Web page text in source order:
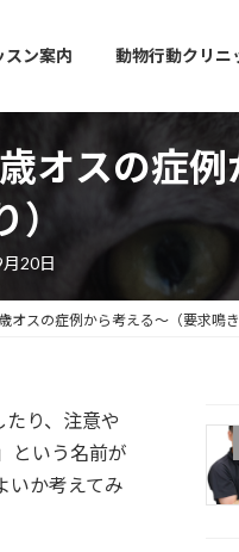
スン案内 動物行動クリニ
オスの症
）
20日
スの症例から考える～（要求鳴き
り、注意や
という名前が
いか考えてみ